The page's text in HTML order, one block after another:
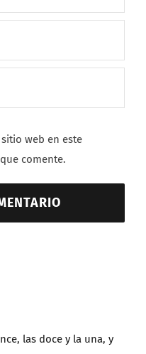
web en este
comente.
las doce y la una, y